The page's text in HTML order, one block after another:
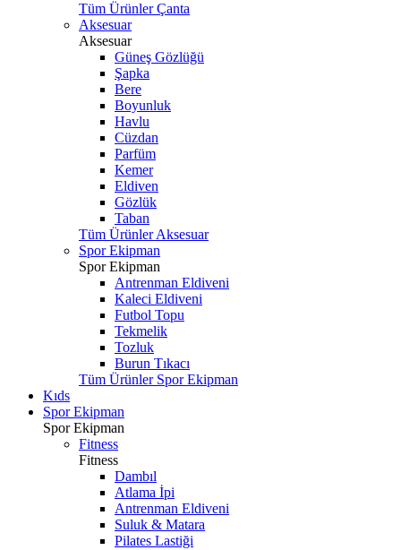
Tüm Ürünler Çanta
Aksesuar
Aksesuar
Güneş Gözlüğü
Şapka
Bere
Boyunluk
Havlu
Cüzdan
Parfüm
Kemer
Eldiven
Gözlük
Taban
Tüm Ürünler Aksesuar
Spor Ekipman
Spor Ekipman
Antrenman Eldiveni
Kaleci Eldiveni
Futbol Topu
Tekmelik
Tozluk
Burun Tıkacı
Tüm Ürünler Spor Ekipman
Kıds
Spor Ekipman
Spor Ekipman
Fitness
Fitness
Dambıl
Atlama İpi
Antrenman Eldiveni
Suluk & Matara
Pilates Lastiği